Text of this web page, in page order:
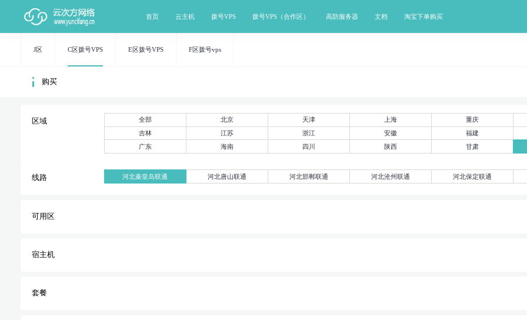
首页 云主机 拨号VPS 拨号VPS（合作区） 高防服务器 文档 淘宝下单购买
J区 C区拨号VPS E区拨号VPS F区拨号vps
购买
区域 全部 北京 天津 上海
重庆
吉林
江苏 浙江 安徽
福建
广东
海南 四川 陕西 甘肃
线路 河北秦皇岛联通 河北唐山联通 河北邯郸联通 河北沧州联通 河北保定联通
可用区
宿主机
套餐